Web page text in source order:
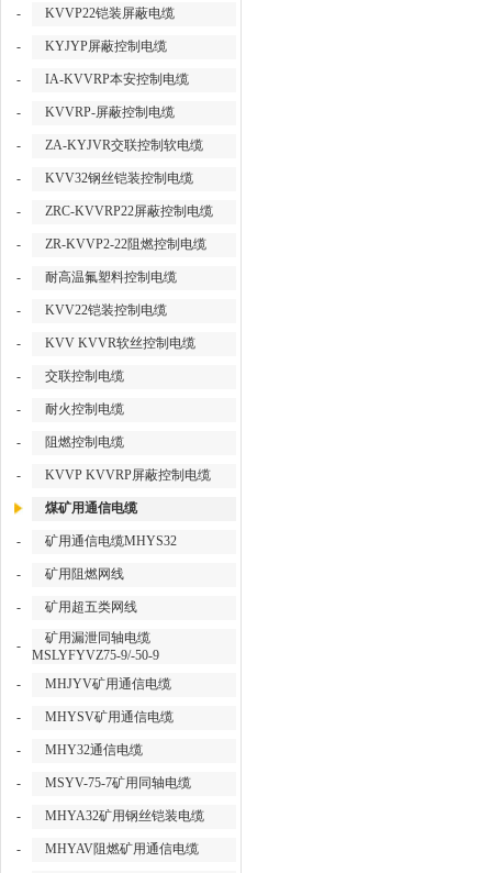
- KVVP22铠装屏蔽电缆
- KYJYP屏蔽控制电缆
- IA-KVVRP本安控制电缆
- KVVRP-屏蔽控制电缆
- ZA-KYJVR交联控制软电缆
- KVV32钢丝铠装控制电缆
- ZRC-KVVRP22屏蔽控制电缆
- ZR-KVVP2-22阻燃控制电缆
- 耐高温氟塑料控制电缆
- KVV22铠装控制电缆
- KVV KVVR软丝控制电缆
- 交联控制电缆
- 耐火控制电缆
- 阻燃控制电缆
- KVVP KVVRP屏蔽控制电缆
煤矿用通信电缆
- 矿用通信电缆MHYS32
- 矿用阻燃网线
- 矿用超五类网线
-
矿用漏泄同轴电缆
MSLYFYVZ75-9/-50-9
-
MHJYV矿用通信电缆
- MHYSV矿用通信电缆
- MHY32通信电缆
- MSYV-75-7矿用同轴电缆
- MHYA32矿用钢丝铠装电缆
- MHYAV阻燃矿用通信电缆